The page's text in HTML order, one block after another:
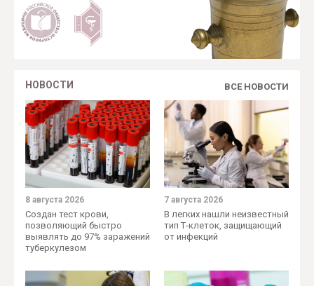
НОВОСТИ
8 августа 2026
Создан тест крови,
позволяющий быстро
выявлять до 97% заражений
туберкулезом
7 августа 2026
В легких нашли неизвестный
тип Т-клеток, защищающий
от инфекций
ВСЕ НОВОСТИ